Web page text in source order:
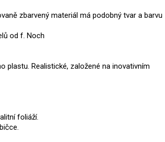
zbarvený materiál má podobný tvar a barvu
od f. Noch
plastu. Realistické, založené na inovativním
foliáží.